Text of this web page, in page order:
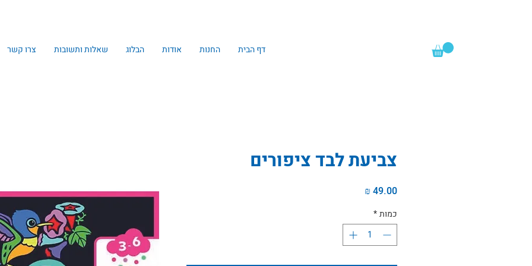
דף הבית החנות אודות הבלוג שאלות ותשובות צרו קשר
צביעת לבד ציפורים
כמות*